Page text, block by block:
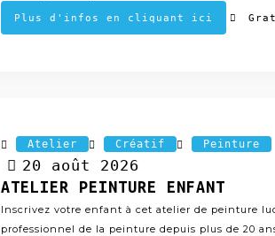
Plus d'infos en cliquant ici
Atelier Créatif Peinture
20 août
2026
ATELIER PEINTURE ENFANT
Inscrivez votre enfant à cet atelier de peinture
professionnel de la peinture depuis plus de 20